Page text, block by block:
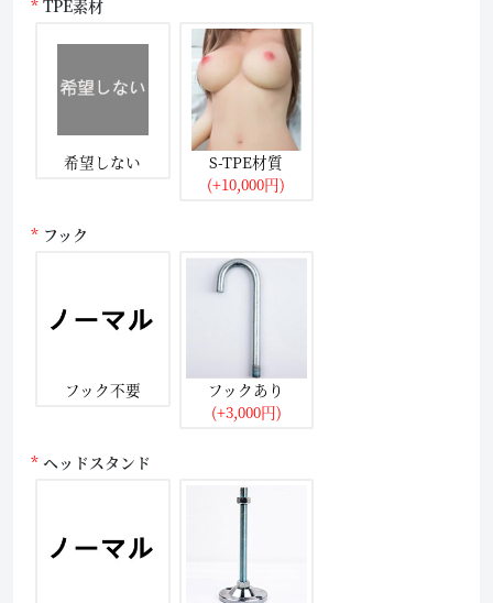
TPE素材
希望しない
S-TPE材質
(+10,000円)
フック
フック不要
フックあり
(+3,000円)
ヘッドスタンド